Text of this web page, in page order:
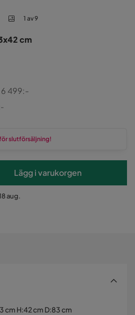
1 av 9
cm
6 499:-
slutförsäljning!
Lägg i varukorgen
aug.
cm H:42 cm D:83 cm